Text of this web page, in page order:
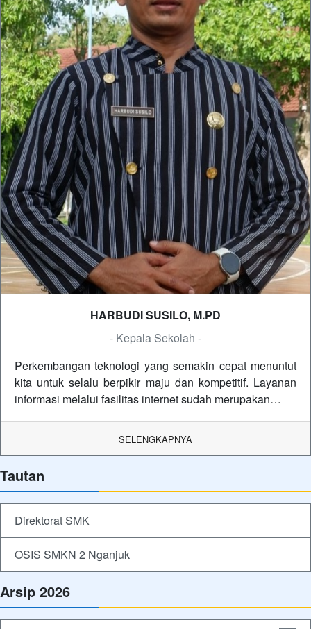
HARBUDI SUSILO, M.PD
- Kepala Sekolah -
Perkembangan teknologi yang semakin cepat menuntut
kita untuk selalu berpikir maju dan kompetitif. Layanan
informasi melalui fasilitas internet sudah merupakan…
SELENGKAPNYA
Tautan
Direktorat SMK
OSIS SMKN 2 Nganjuk
Arsip 2026